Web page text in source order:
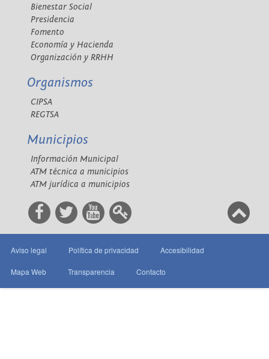
Bienestar Social
Presidencia
Fomento
Economía y Hacienda
Organización y RRHH
Organismos
CIPSA
REGTSA
Municipios
Información Municipal
ATM técnica a municipios
ATM jurídica a municipios
Aviso legal Política de privacidad Accesibilidad
Mapa Web Transparencia Contacto